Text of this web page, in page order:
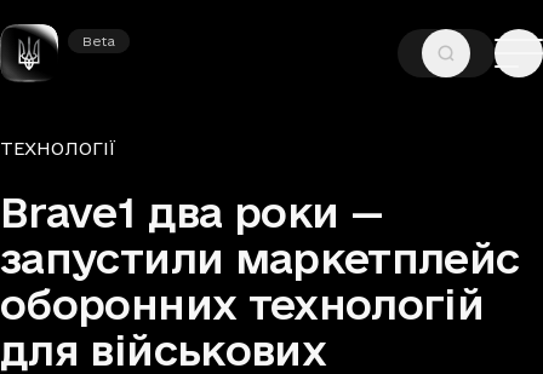
Beta
Beta
ГОЛОВНА —НОВИНИ
Рубрики
ТЕХНОЛОГІЇ
Brave1 два роки —
запустили маркетплейс
оборонних технологій
для військових